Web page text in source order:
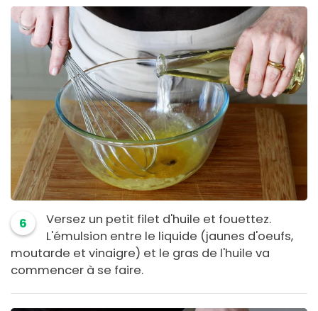
6
Versez un petit filet d'huile et fouettez.
L'émulsion entre le liquide (jaunes d'oeufs,
moutarde et vinaigre) et le gras de l'huile va
commencer à se faire.